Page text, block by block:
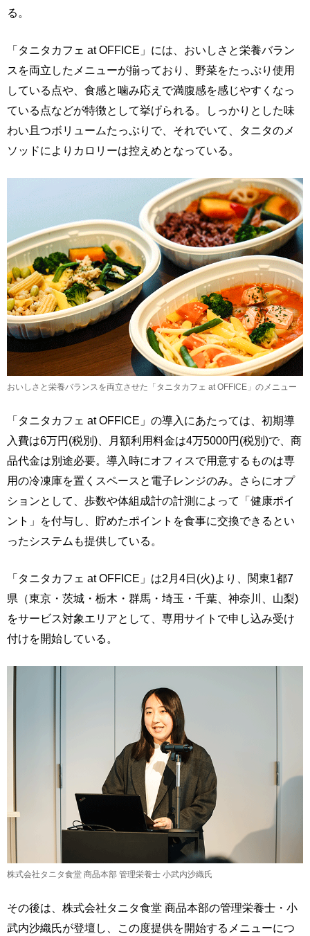
る。
「タニタカフェ at OFFICE」には、おいしさと栄養バラン
スを両立したメニューが揃っており、野菜をたっぷり使用
している点や、食感と噛み応えで満腹感を感じやすくなっ
ている点などが特徴として挙げられる。しっかりとした味
わい且つボリュームたっぷりで、それでいて、タニタのメ
ソッドによりカロリーは控えめとなっている。
おいしさと栄養バランスを両立させた「タニタカフェ at OFFICE」のメニュー
「タニタカフェ at OFFICE」の導入にあたっては、初期導
入費は6万円(税別)、月額利用料金は4万5000円(税別)で、商
品代金は別途必要。導入時にオフィスで用意するものは専
用の冷凍庫を置くスペースと電子レンジのみ。さらにオプ
ションとして、歩数や体組成計の計測によって「健康ポイ
ント」を付与し、貯めたポイントを食事に交換できるとい
ったシステムも提供している。
「タニタカフェ at OFFICE」は2月4日(火)より、関東1都7
県（東京・茨城・栃木・群馬・埼玉・千葉、神奈川、山梨)
をサービス対象エリアとして、専用サイトで申し込み受け
付けを開始している。
株式会社タニタ食堂 商品本部 管理栄養士 小武内沙織氏
その後は、株式会社タニタ食堂 商品本部の管理栄養士・小
武内沙織氏が登壇し、この度提供を開始するメニューにつ